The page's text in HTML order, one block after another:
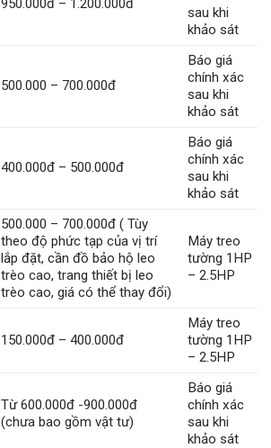
sau khi
khảo sát
500.000 – 700.000đ
Báo giá
chính xác
sau khi
khảo sát
400.000đ – 500.000đ
Báo giá
chính xác
sau khi
khảo sát
500.000 – 700.000đ ( Tùy
theo độ phức tạp của vị trí
lắp đặt, cần đồ bảo hộ leo
trèo cao, trang thiết bị leo
trèo cao, giá có thể thay đổi)
Máy treo
tường 1HP
– 2.5HP
150.000đ – 400.000đ
Máy treo
tường 1HP
– 2.5HP
Từ 600.000đ -900.000đ
(chưa bao gồm vật tư)
Báo giá
chính xác
sau khi
khảo sát